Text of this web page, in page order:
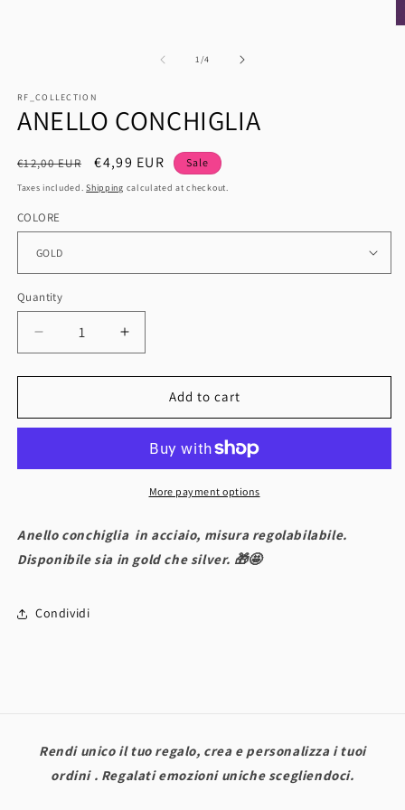
1/of
4
RF_COLLECTION
ANELLO CONCHIGLIA
Regular
price
€12,00 EUR
Sale
price
€4,99 EUR Sale
Taxes included.Shipping calculated at checkout.
COLORE
Quantity
Quantity
Decrease
quantity
for
CONCHIGLIA
Increase
quantity
for
ANELLO
CONCHIGLIA
Add to cart
More payment options
Anello conchiglia in acciaio, misura regolabilabile.
Disponibile sia in gold che silver. 🎁🤩
Condividi
Rendi unico il tuo regalo, crea e personalizza i tuoi
ordini . Regalati emozioni uniche scegliendoci.